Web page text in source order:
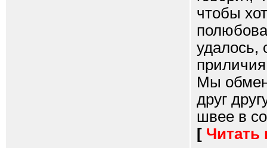
чтобы
удалось,
Мы
друг
швее в
[ Читать